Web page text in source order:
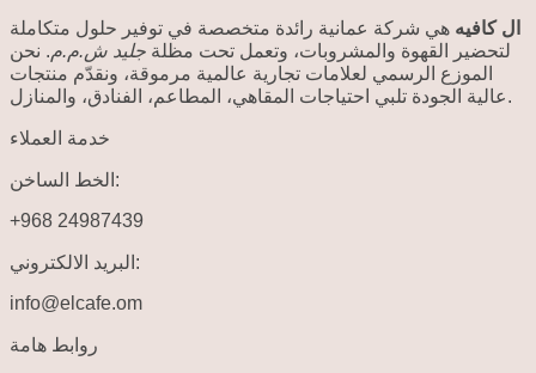
ال كافيه هي شركة عمانية رائدة متخصصة في توفير حلول متكاملة
لتحضير القهوة والمشروبات، وتعمل تحت مظلة جليد ش.م.م. نحن
الموزع الرسمي لعلامات تجارية عالمية مرموقة، ونقدّم منتجات
عالية الجودة تلبي احتياجات المقاهي، المطاعم، الفنادق، والمنازل.
خدمة العملاء
الخط الساخن:
+968 24987439
البريد الالكتروني:
info@elcafe.om
روابط هامة